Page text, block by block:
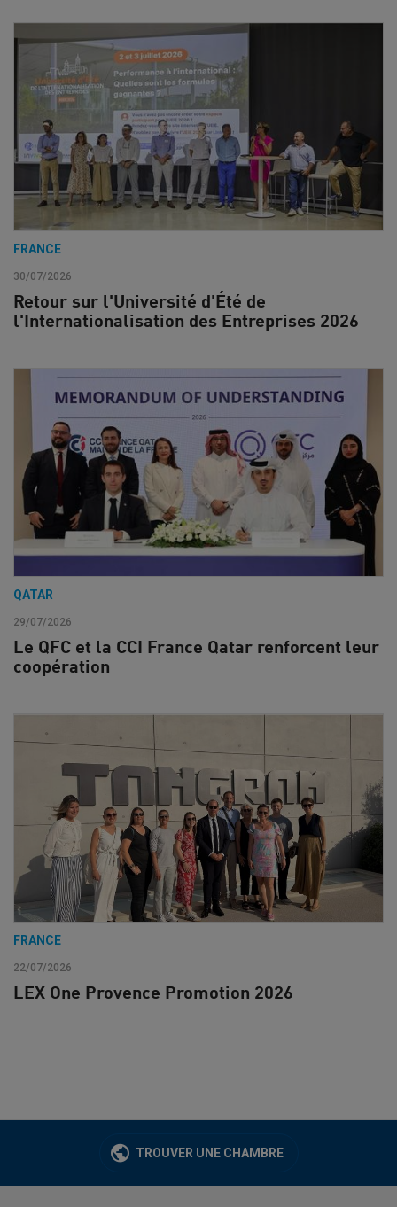
FRANCE
30/07/2026
Retour sur l'Université d'Été de
l'Internationalisation des Entreprises 2026
QATAR
29/07/2026
Le QFC et la CCI France Qatar renforcent leur
coopération
FRANCE
22/07/2026
LEX One Provence Promotion 2026
TROUVER UNE CHAMBRE